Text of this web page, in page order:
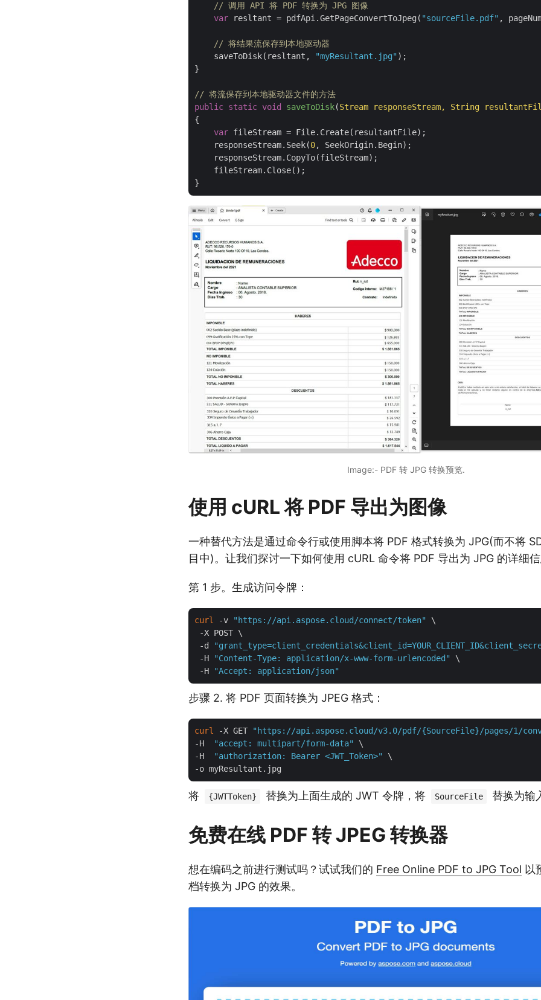
// 调用 API 将 PDF 转换为 JPG 图像
var resltant = pdfApi.GetPageConvertToJpeg( "sourceFile.pdf" ,
// 将结果流保存到本地驱动器
    saveToDisk(resltant,
"myResultant.jpg" );
}
// 将流保存到本地驱动器文件的方法
public static void saveToDisk(Stream responseStream, String
{
var fileStream = File.Create(resultantFile);
    responseStream.Seek(
0, SeekOrigin.Begin);
    responseStream.CopyTo(fileStream);
    fileStream.Close();
Image:- PDF 转 JPG 转换预览.
使用 cURL 将 PDF 导出为图像
一种替代方法是通过命令行或使用脚本将 PDF 格式转换为 JPG(而不将
目中)。让我们探讨一下如何使用 cURL 命令将 PDF 导出为 JPG 的详细信
第 1 步。生成访问令牌：
curl -v "https://api.aspose.cloud/connect/token"
\
-X POST \
-d
-H
"Content-Type: application/x-www-form-urlencoded"
\
-H
"Accept: application/json"
步骤 2. 将 PDF 页面转换为 JPEG 格式：
curl -X GET "https://api.aspose.cloud/v3.0/pdf/{SourceFile}/pages/1/
-H
"accept: multipart/form-data"
\
-H
"authorization: Bearer <JWT_Token>"
\
将 {JWTToken} 替换为上面生成的 JWT 令牌，将 SourceFile 替换为输
免费在线 PDF 转 JPEG 转换器
想在编码之前进行测试吗？试试我们的 Free Online PDF to JPG Tool 以
档转换为 JPG 的效果。